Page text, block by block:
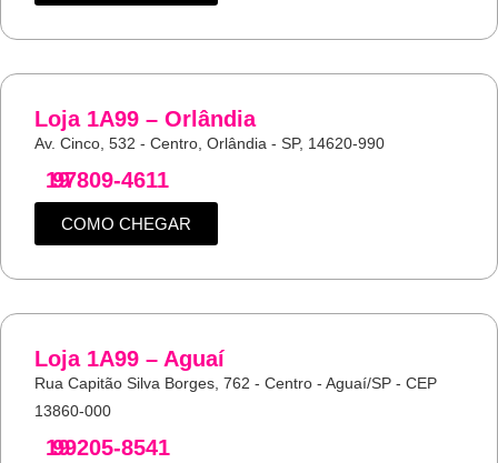
Loja 1A99 – Orlândia
Av. Cinco, 532 - Centro, Orlândia - SP, 14620-990
19
97809-4611
COMO CHEGAR
Loja 1A99 – Aguaí
Rua Capitão Silva Borges, 762 - Centro - Aguaí/SP - CEP
13860-000
19
99205-8541